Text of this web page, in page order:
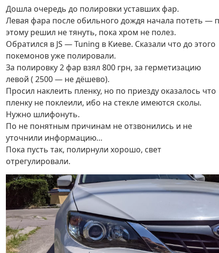
Дошла очередь до полировки уставших фар.
Левая фара после обильного дождя начала потеть —
этому решил не тянуть, пока хром не полез.
Обратился в JS — Tuning в Киеве. Сказали что до этого
покемонов уже полировали.
За полировку 2 фар взял 800 грн, за герметизацию
левой ( 2500 — не дёшево).
Просил наклеить пленку, но по приезду оказалось что
пленку не поклеили, ибо на стекле имеются сколы.
Нужно шлифонуть.
По не понятным причинам не отзвонились и не
уточнили информацию…
Пока пусть так, полирнули хорошо, свет
отрегулировали.